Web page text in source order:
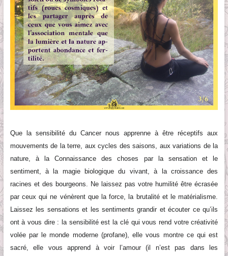
Que la sensibilité du Cancer nous apprenne à être réceptifs aux
mouvements de la terre, aux cycles des saisons, aux variations de la
nature, à la Connaissance des choses par la sensation et le
sentiment, à la magie biologique du vivant,à la croissance des
racines et des bourgeons. Ne laissez pas votre humilité être écrasée
par ceux qui ne vénèrent que la force, la brutalité et le matérialisme.
Laissez les sensations et les sentiments grandir et écouter ce qu’ils
ont à vous dire : la sensibilité est la clé qui vous rend votre créativité
volée par le monde moderne (profane), elle vous montre ce qui est
sacré, elle vous apprend à voir l’amour (il n’est pas dans les